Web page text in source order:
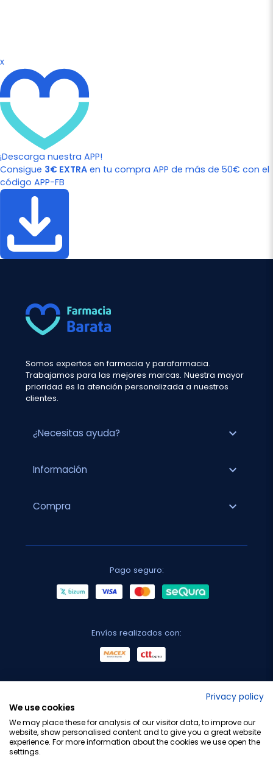
x
¡Descarga nuestra APP!
Consigue 3€ EXTRA en tu compra APP de más de 50€ con el
código APP-FB
Somos expertos en farmacia y parafarmacia.
Trabajamos para las mejores marcas. Nuestra mayor
prioridad es la atención personalizada a nuestros
clientes.
¿Necesitas ayuda? expand_more
Información expand_more
Compra expand_more
Pago seguro:
Envíos realizados con:
Privacy policy
We use cookies
We may place these for analysis of our visitor data, to improve our
website, show personalised content and to give you a great website
experience. For more information about the cookies we use open the
settings.